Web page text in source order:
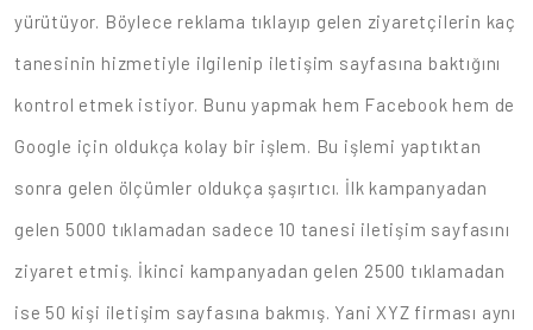
yürütüyor. Böylece reklama tıklayıp gelen ziyaretçilerin kaç
tanesinin hizmetiyle ilgilenip iletişim sayfasına baktığını
kontrol etmek istiyor. Bunu yapmak hem Facebook hem de
Google için oldukça kolay bir işlem. Bu işlemi yaptıktan
sonra gelen ölçümler oldukça şaşırtıcı. İlk kampanyadan
gelen 5000 tıklamadan sadece 10 tanesi iletişim sayfasını
ziyaret etmiş. İkinci kampanyadan gelen 2500 tıklamadan
ise 50 kişi iletişim sayfasına bakmış. Yani XYZ firması aynı